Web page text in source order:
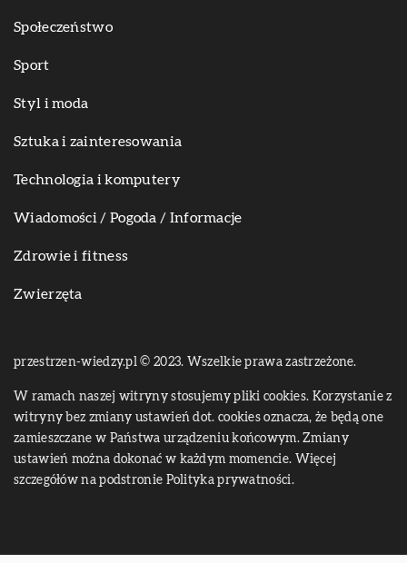
Społeczeństwo
Sport
Styl i moda
Sztuka i zainteresowania
Technologia i komputery
Wiadomości / Pogoda / Informacje
Zdrowie i fitness
Zwierzęta
przestrzen-wiedzy.pl © 2023. Wszelkie prawa zastrzeżone.
W ramach naszej witryny stosujemy pliki cookies. Korzystanie z
witryny bez zmiany ustawień dot. cookies oznacza, że będą one
zamieszczane w Państwa urządzeniu końcowym. Zmiany
ustawień można dokonać w każdym momencie. Więcej
szczegółów na podstronie Polityka prywatności.